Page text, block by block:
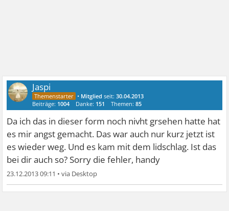
Jaspi
• Mitglied seit:30.04.2013
Beiträge: 1004 Danke: 151 Themen:85
Da ich das in dieser form noch nivht grsehen hatte hat
es mir angst gemacht. Das war auch nur kurz jetzt ist
es wieder weg. Und es kam mit dem lidschlag. Ist das
bei dir auch so? Sorry die fehler, handy
23.12.2013 09:11 •